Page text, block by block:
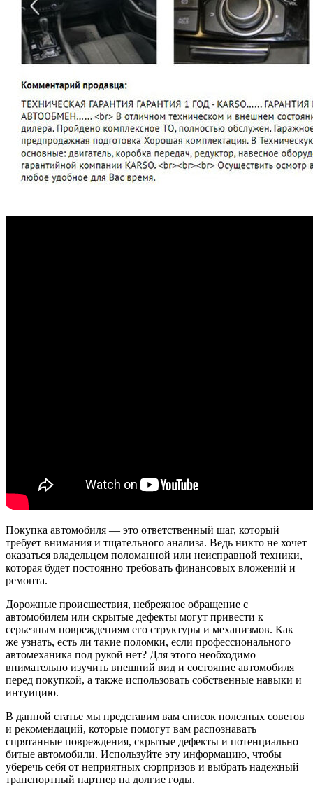
Покупка автомобиля — это ответственный шаг, который
требует внимания и тщательного анализа. Ведь никто не хочет
оказаться владельцем поломанной или неисправной техники,
которая будет постоянно требовать финансовых вложений и
ремонта.
Дорожные происшествия, небрежное обращение с
автомобилем или скрытые дефекты могут привести к
серьезным повреждениям его структуры и механизмов. Как
же узнать, есть ли такие поломки, если профессионального
автомеханика под рукой нет? Для этого необходимо
внимательно изучить внешний вид и состояние автомобиля
перед покупкой, а также использовать собственные навыки и
интуицию.
В данной статье мы представим вам список полезных советов
и рекомендаций, которые помогут вам распознавать
спрятанные повреждения, скрытые дефекты и потенциально
битые автомобили. Используйте эту информацию, чтобы
уберечь себя от неприятных сюрпризов и выбрать надежный
транспортный партнер на долгие годы.